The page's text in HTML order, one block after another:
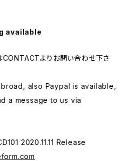
available
よりお問い合わせ下さ
also Paypal is available,
a message to us via
2020.11.11 Release